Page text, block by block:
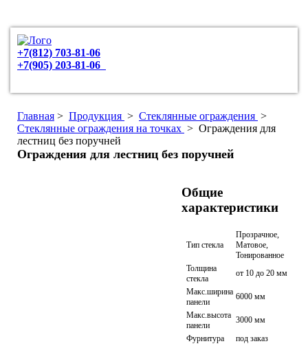
+7(812) 703-81-06
+7(905) 203-81-06
Главная > Продукция > Стеклянные ограждения >
Стеклянные ограждения на точках > Ограждения для
лестниц без поручней
Ограждения для лестниц без поручней
Общие
характеристики
Тип стекла
Прозрачное,
Матовое,
Тонированное
Толщина
стекла
от 10 до 20 мм
Макс.ширина
панели
6000 мм
Макс.высота
панели
3000 мм
Фурнитура
под заказ